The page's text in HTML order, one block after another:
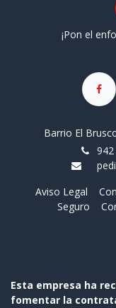
¡Pon el
Barrio El
Aviso Legal
Seguro
Esta empresa ha
fomentar la